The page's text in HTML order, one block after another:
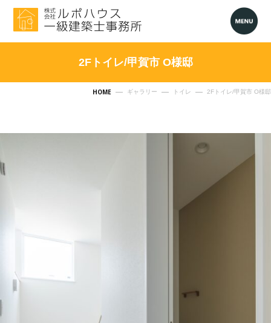
HOME ギャラリー トイレ 2Fトイレ/甲賀市 O様邸
2Fトイレ/甲賀市 O様邸